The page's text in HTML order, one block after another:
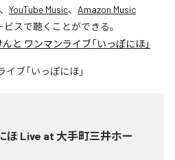
、 YouTube Music、 Amazon Music
スで聴くことができる。
と ワンマンライブ「いっぽにほ」
ほ Live at 大手町三井ホー